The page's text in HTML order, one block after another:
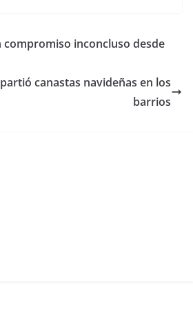
compromiso inconcluso desde
canastas navideñas en los
barrios